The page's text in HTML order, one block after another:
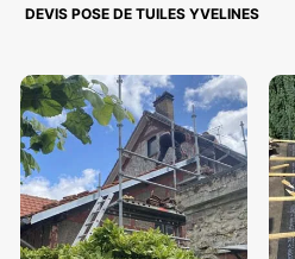
DEVIS POSE DE TUILES YVELINES